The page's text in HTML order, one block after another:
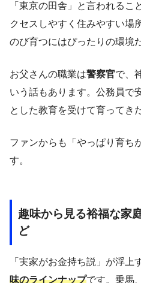
「東京の田舎」と言われる
クセスしやすく住みやすい場
のび育つにはぴったりの環境
お父さんの職業は警察官で、
いう話もあります。公務員で
とした教育を受けて育ってき
ファンからも「やっぱり育ち
す。
趣味から見る裕福な家
ど
「実家がお金持ち説」が浮上
味のラインナップです。乗馬